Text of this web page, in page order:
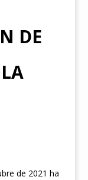
DE
de 2021 ha